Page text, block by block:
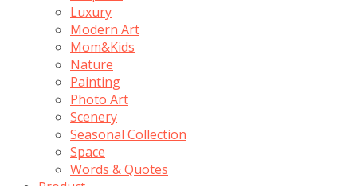
Luxury
Modern Art
Mom&Kids
Nature
Painting
Photo Art
Scenery
Seasonal Collection
Space
Words & Quotes